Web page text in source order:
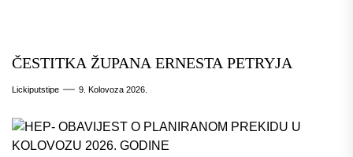
ČESTITKA ŽUPANA ERNESTA PETRYJA
Lickiputstipe 9. Kolovoza 2026.